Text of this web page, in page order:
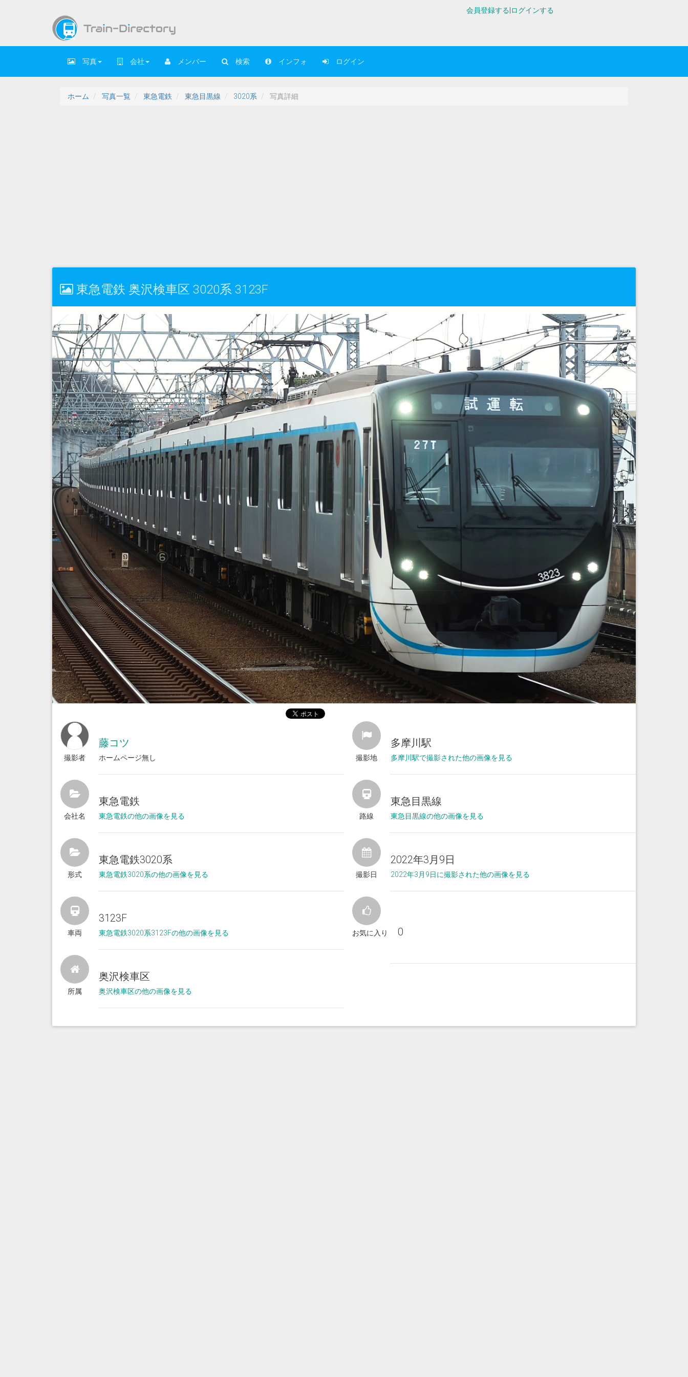
会員登録する ログインする
写真 会社 メンバー 検索 インフォ ログイン
ホーム 写真一覧 東急電鉄 東急目黒線 3020系 写真詳細
東急電鉄 奥沢検車区 3020系 3123F
撮影者
藤コツ
ホームページ無し
会社名
東急電鉄
東急電鉄の他の画像を見る
形式
東急電鉄3020系
東急電鉄3020系の他の画像を見る
車両
3123F
東急電鉄3020系3123Fの他の画像を見る
所属
奥沢検車区
奥沢検車区の他の画像を見る
撮影地
多摩川駅
多摩川駅で撮影された他の画像を見る
路線
東急目黒線
東急目黒線の他の画像を見る
撮影日
2022年3月9日
2022年3月9日に撮影された他の画像を見る
お気に入り 0